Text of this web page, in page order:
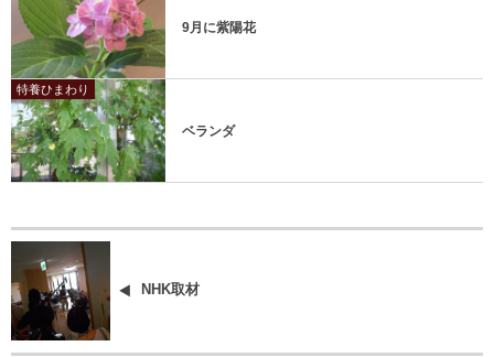
9月に紫陽花
特養ひまわり
ベランダ
NHK取材